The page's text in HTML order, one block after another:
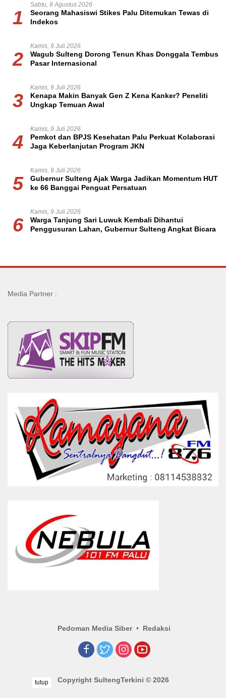
1
Sabtu, 8 Agustus 2026
Seorang Mahasiswi Stikes Palu Ditemukan Tewas di
Indekos
2
Kamis, 9 Juli 2026
Wagub Sulteng Dorong Tenun Khas Donggala Tembus
Pasar Internasional
3
Kamis, 9 Juli 2026
Kenapa Makin Banyak Gen Z Kena Kanker? Peneliti
Ungkap Temuan Awal
4
Kamis, 9 Juli 2026
Pemkot dan BPJS Kesehatan Palu Perkuat Kolaborasi
Jaga Keberlanjutan Program JKN
5
Kamis, 9 Juli 2026
Gubernur Sulteng Ajak Warga Jadikan Momentum HUT
ke 66 Banggai Penguat Persatuan
6
Kamis, 9 Juli 2026
Warga Tanjung Sari Luwuk Kembali Dihantui
Penggusuran Lahan, Gubernur Sulteng Angkat Bicara
Media Partner :
Pedoman Media Siber Redaksi
Copyright SultengTerkini © 2026
tutup